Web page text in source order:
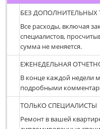
БЕЗ ДОПОЛНИТЕЛЬНЫХ
Все расходы, включая
специалистов,
сумма не меняется.
ЕЖЕНЕДЕЛЬНАЯ
В конце каждой недели
подробными
ТОЛЬКО СПЕЦИАЛИСТЫ
Ремонт в вашей